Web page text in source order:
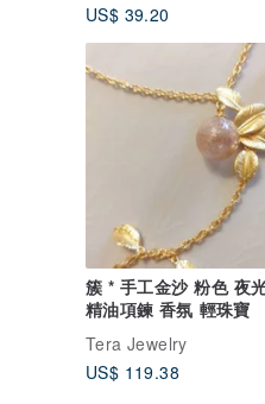
US$ 39.20
簇 * 手工金沙 粉色 夜光 琉璃
精油項鍊 香氛 輕珠寶
Tera Jewelry
US$ 119.38